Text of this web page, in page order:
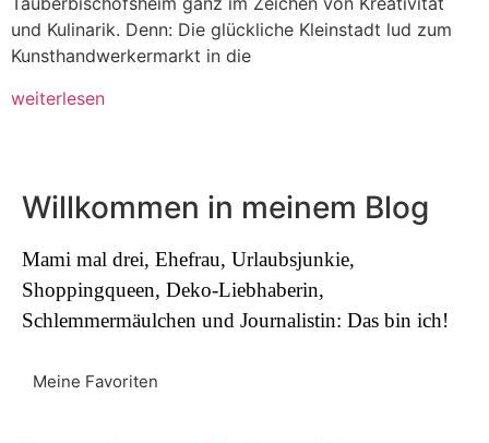
und Kulinarik. Denn: Die glückliche Kleinstadt lud zum
Kunsthandwerkermarkt in die
weiterlesen
Willkommen in meinem Blog
Mami mal drei, Ehefrau, Urlaubsjunkie,
Shoppingqueen, Deko-Liebhaberin,
Schlemmermäulchen und Journalistin: Das bin ich!
Meine Favoriten